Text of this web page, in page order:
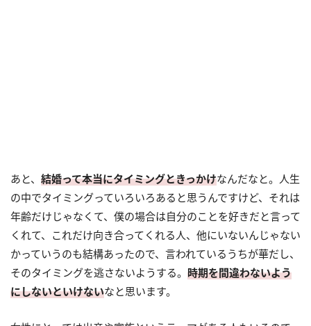
あと、 結婚って本当にタイミングときっかけなんだなと。人生
の中でタイミングっていろいろあると思うんですけど、それは
年齢だけじゃなくて、僕の場合は自分のことを好きだと言って
くれて、これだけ向き合ってくれる人、他にいないんじゃない
かっていうのも結構あったので、言われているうちが華だし、
そのタイミングを逃さないようする。 時期を間違わないよう
にしないといけないなと思います。